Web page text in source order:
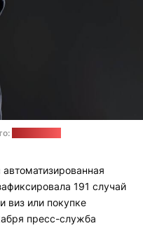
191 случай
виз или покупке
пресс-служба